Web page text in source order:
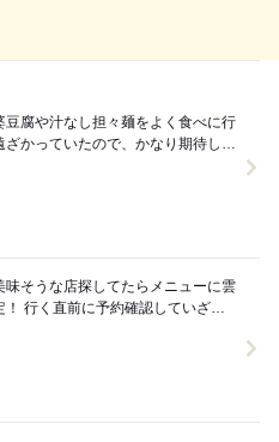
腐や汁なし担々麺をよく食べに行
かっていたので、かなり期待して
そうな店探してたらメニューに雲
お